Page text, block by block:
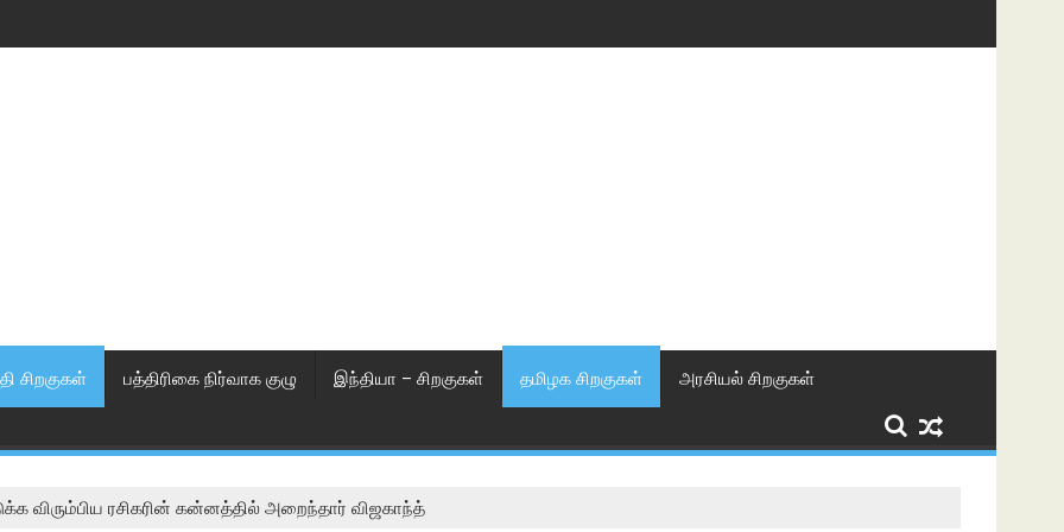
சிறகுகள் பத்திரிகை நிர்வாக குழு இந்தியா – சிறகுகள் தமிழக சிறகுகள் அரசியல் சிறகுகள்
விரும்பிய ரசிகரின் கன்னத்தில் அறைந்தார் விஜகாந்த்